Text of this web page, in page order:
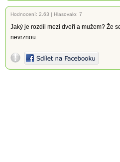
Hodnocení: 2.63 | Hlasovalo: 7
Jaký je rozdíl mezi dveří a mužem? Že
nevrznou.